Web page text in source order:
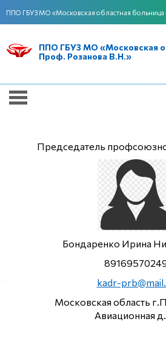
ППО ГБУЗ МО «Московская областная
ППО ГБУЗ МО «Московская
Проф. Розанова В.Н.»
Председатель
Бондаренко Ирина
kadr-
Московская область
Авиационная